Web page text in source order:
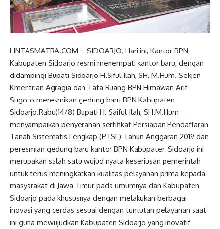
LINTASMATRA.COM – SIDOARJO. Hari ini, Kantor BPN
Kabupaten Sidoarjo resmi menempati kantor baru, dengan
didampingi Bupati Sidoarjo H.Siful Ilah, SH, M.Hum. Sekjen
Kmentrian Agragia dan Tata Ruang BPN Himawan Arif
Sugoto meresmikan gedung baru BPN Kabupaten
Sidoarjo.Rabu(14/8) Bupati H. Saiful Ilah, SH.M.Hum
menyampaikan penyerahan sertifikat Persiapan Pendaftaran
Tanah Sistematis Lengkap (PTSL) Tahun Anggaran 2019 dan
peresmian gedung baru kantor BPN Kabupaten Sidoarjo ini
merupakan salah satu wujud nyata keseriusan pemerintah
untuk terus meningkatkan kualitas pelayanan prima kepada
masyarakat di Jawa Timur pada umumnya dan Kabupaten
Sidoarjo pada khususnya dengan melakukan berbagai
inovasi yang cerdas sesuai dengan tuntutan pelayanan saat
ini guna mewujudkan Kabupaten Sidoarjo yang inovatif